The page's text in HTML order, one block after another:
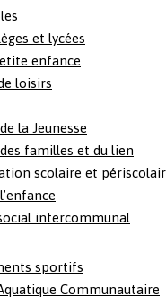
et lycées
enfance
loisirs
la Jeunesse
familles et du lien
scolaire et
intercommunal
sportifs
Communautaire